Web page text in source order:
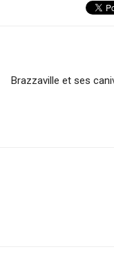
Brazzaville et ses